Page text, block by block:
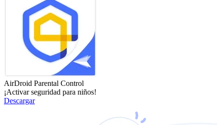
AirDroid Parental Control
¡Activar seguridad para niños!
Descargar